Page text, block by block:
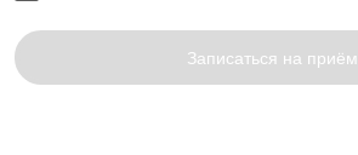
Записаться на приём